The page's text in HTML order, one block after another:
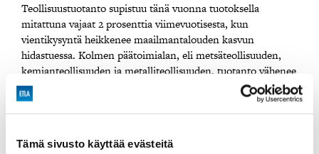
Tämä sivusto käyttää evästeitä
Teollisuustuotanto supistuu tänä vuonna tuotoksella
mitattuna vajaat 2 prosenttia viimevuotisesta, kun
vientikysyntä heikkenee maailmantalouden kasvun
hidastuessa. Kolmen päätoimialan, eli metsäteollisuuden,
kemianteollisuuden ja metalliteollisuuden, tuotanto vähenee
suurin piirtein saman verran. Lähes kaikkien alatoimialojen
ja muiden pienempien toimialojen tuotanto jää
ennusteemme mukaan edellisvuotista pienemmäksi.
prosentin kasvuun maailmantalouden piristyessä.